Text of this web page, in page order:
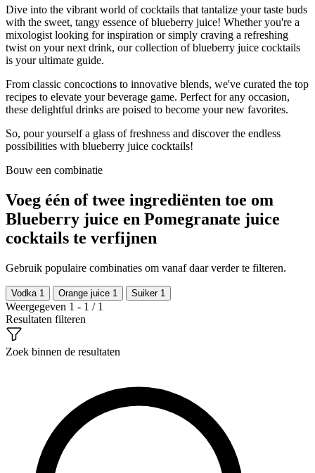
Dive into the vibrant world of cocktails that tantalize your taste buds
with the sweet, tangy essence of blueberry juice! Whether you're a
mixologist looking for inspiration or simply craving a refreshing
twist on your next drink, our collection of blueberry juice cocktails
is your ultimate guide.
From classic concoctions to innovative blends, we've curated the top
recipes to elevate your beverage game. Perfect for any occasion,
these delightful drinks are poised to become your new favorites.
So, pour yourself a glass of freshness and discover the endless
possibilities with blueberry juice cocktails!
Bouw een combinatie
Voeg één of twee ingrediënten toe om
Blueberry juice en Pomegranate juice
cocktails te verfijnen
Gebruik populaire combinaties om vanaf daar verder te filteren.
Vodka 1 Orange juice 1 Suiker 1
Weergegeven 1 - 1 / 1
Resultaten filteren
Zoek binnen de resultaten